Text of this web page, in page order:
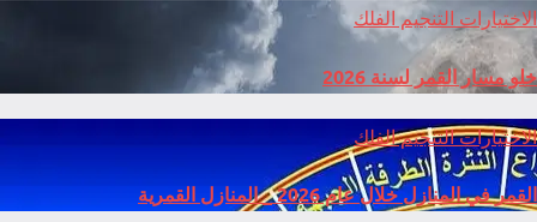
الاختيارات التنجيم الفلك
خلو مسار القمر لسنة 2026
الاختياراتالتنجيمالفلك
القمر في المنازل خلال عام 2026 _ المنازل القمرية